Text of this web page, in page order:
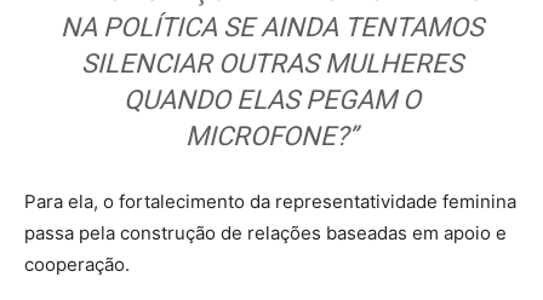
NA POLÍTICA SE AINDA TENTAMOS
SILENCIAR OUTRAS MULHERES
QUANDO ELAS PEGAM O
MICROFONE?”
Para ela, o fortalecimento da representatividade feminina
passa pela construção de relações baseadas em apoio e
cooperação.